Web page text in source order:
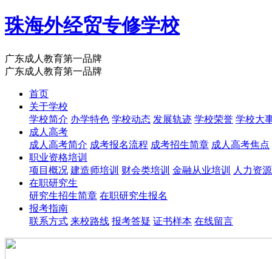
珠海外经贸专修学校
广东成人教育第一品牌
广东成人教育第一品牌
首页
关于学校
学校简介 办学特色 学校动态 发展轨迹 学校荣誉 学校大
成人高考
成人高考简介 成考报名流程 成考招生简章 成人高考焦点
职业资格培训
项目概况 建造师培训 财会类培训 金融从业培训
人力资
在职研究生
研究生招生简章 在职研究生报名
报考指南
联系方式 来校路线 报考答疑 证书样本 在线留言